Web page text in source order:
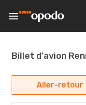
Billet d'avion
Aller-retour